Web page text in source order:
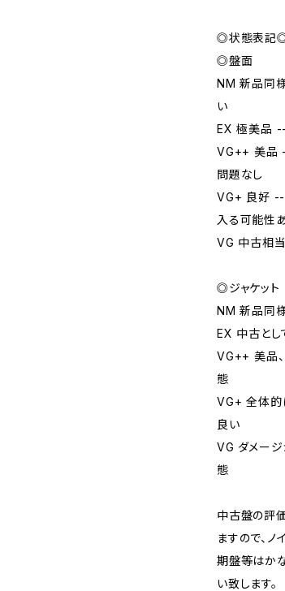
◎状態表記
◎盤面
NM 新品同
い
EX 極美品
VG++ 美品
問題なし
VG+ 良好
入る可能性
VG 中古相
◎ジャケット
NM 新品同
EX 中古とし
VG++ 美品
態
VG+ 全体的
良い
VG ダメー
態
中古盤の評
ますので、
期盤等はか
い致します。